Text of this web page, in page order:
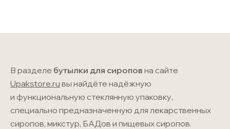
В разделе бутылки для сиропов на сайте
Upakstore.ru вы найдёте надёжную
и функциональную стеклянную упаковку,
специально предназначенную для лекарственных
сиропов, микстур, БАДов и пищевых сиропов.